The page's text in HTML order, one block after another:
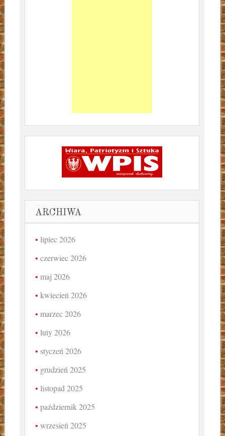
ARCHIWA
lipiec 2026
czerwiec 2026
maj 2026
kwiecień 2026
marzec 2026
luty 2026
styczeń 2026
grudzień 2025
listopad 2025
październik 2025
wrzesień 2025